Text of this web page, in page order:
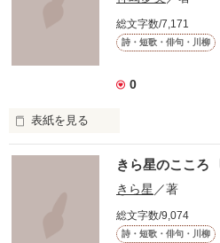
がいします。
総文字数/7,171
詩・短歌・俳句・川柳
0
表紙を見る
いろんな
アクレコ×ＰＯＥＭ
きら星のこころ
きら星 ／著
総文字数/9,074
詩・短歌・俳句・川柳